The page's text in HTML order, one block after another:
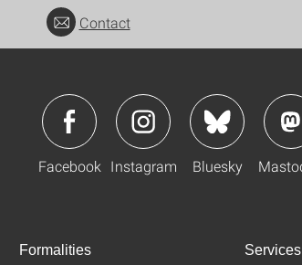
Contact
Facebook Instagram Bluesky
Formalities Services